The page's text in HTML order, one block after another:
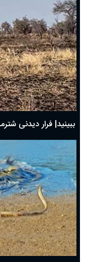
ببینید| فرار دیدنی